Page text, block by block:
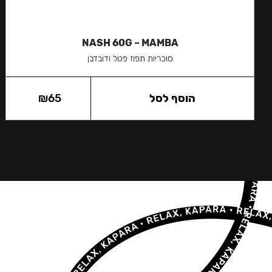
NASH 60G – MAMBA
סוכריות תפוז פטל ודובדבן
₪65 הוסף לסל